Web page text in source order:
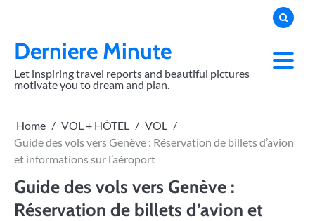
contentDerniere Minute
Let inspiring travel reports and beautiful pictures
motivate you to dream and plan.
Home VOL + HÔTEL
VOL
Guide des vols vers Genève : Réservation de billets d’avion
et informations sur l’aéroport
Guide des vols vers Genève :
Réservation de billets d’avion et